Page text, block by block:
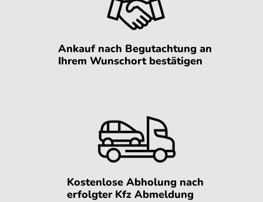
Ankauf nach Begutachtung an
Ihrem Wunschort bestätigen
Kostenlose Abholung nach
erfolgter Kfz Abmeldung